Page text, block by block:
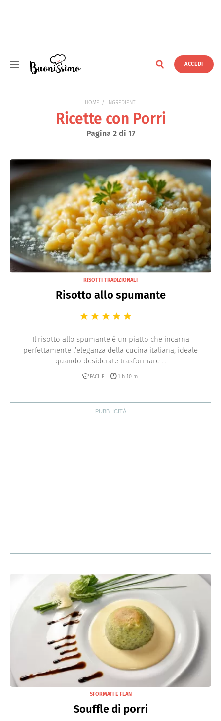
ACCEDI
HOME INGREDIENTI
Ricette con Porri
Pagina 2 di 17
RISOTTI TRADIZIONALI
Risotto allo spumante
Il risotto allo spumante è un piatto che incarna
perfettamente l’eleganza della cucina italiana, ideale
quando desiderate trasformare ...
FACILE 1 h 10 m
SFORMATI E FLAN
Souffle di porri